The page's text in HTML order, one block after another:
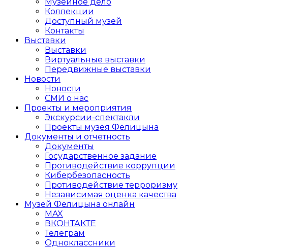
Коллекции
Доступный музей
Контакты
Выставки
Выставки
Виртуальные выставки
Передвижные выставки
Новости
Новости
СМИ о нас
Проекты и мероприятия
Экскурсии-спектакли
Проекты музея Фелицына
Документы и отчетность
Документы
Государственное задание
Противодействие коррупции
Кибер­безопасность
Противодействие терроризму
Независимая оценка качества
Музей Фелицына онлайн
MAX
ВКОНТАКТЕ
Телеграм
Одноклассники